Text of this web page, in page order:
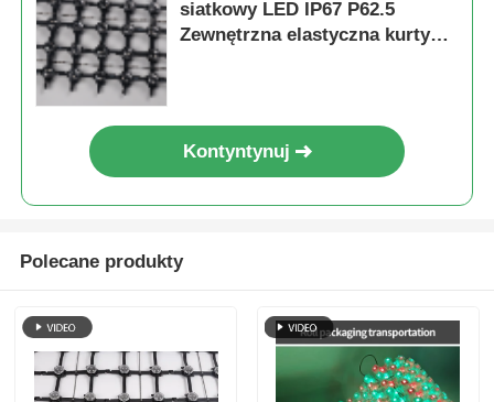
siatkowy LED IP67 P62.5
Zewnętrzna elastyczna kurtyna
Kontyntynuj
Polecane produkty